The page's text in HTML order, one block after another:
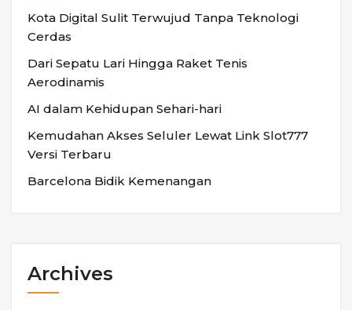
Kota Digital Sulit Terwujud Tanpa Teknologi
Cerdas
Dari Sepatu Lari Hingga Raket Tenis
Aerodinamis
AI dalam Kehidupan Sehari-hari
Kemudahan Akses Seluler Lewat Link Slot777
Versi Terbaru
Barcelona Bidik Kemenangan
Archives